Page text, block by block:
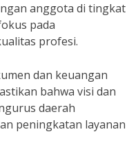
anggota di tingkat
pada
profesi.
dan keuangan
bahwa visi dan
daerah
peningkatan layanan